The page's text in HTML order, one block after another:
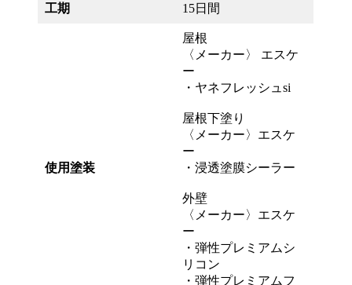
工期 15日間
使用塗装
屋根
〈メーカー〉 エスケ
ー
・ヤネフレッシュsi
屋根下塗り
〈メーカー〉エスケ
ー
・浸透塗膜シーラー
外壁
〈メーカー〉エスケ
ー
・弾性プレミアムシ
リコン
・弾性プレミアムフ